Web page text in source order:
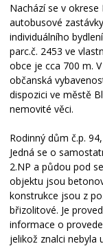
Nachází se v
autobusové
individuálního
parc.č. 2453 ve
obce je cca 700 m.
občanská
dispozici ve městě
nemovité věci.
Rodinný dům č.p.
Jedná se o
2.NP a půdou pod
objektu jsou
konstrukce jsou z
břizolitové. Je
informace o
jelikož znalci nebyla